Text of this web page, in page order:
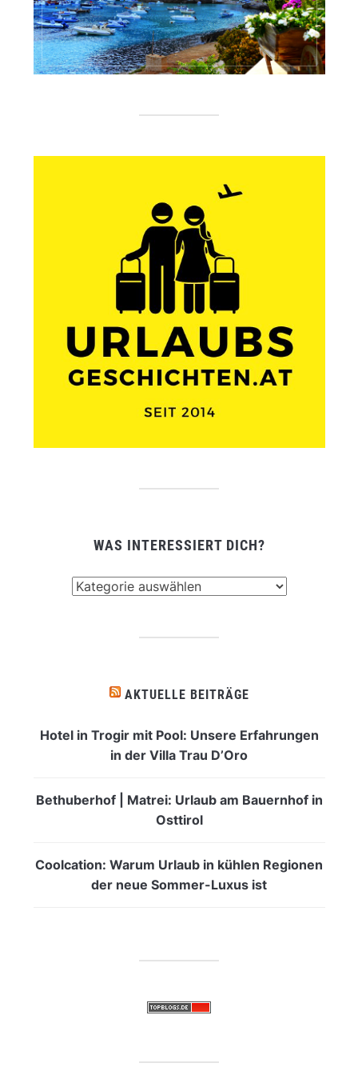
WAS INTERESSIERT DICH?
AKTUELLE BEITRÄGE
Hotel in Trogir mit Pool: Unsere Erfahrungen
in der Villa Trau D’Oro
Bethuberhof | Matrei: Urlaub am Bauernhof in
Osttirol
Coolcation: Warum Urlaub in kühlen Regionen
der neue Sommer-Luxus ist